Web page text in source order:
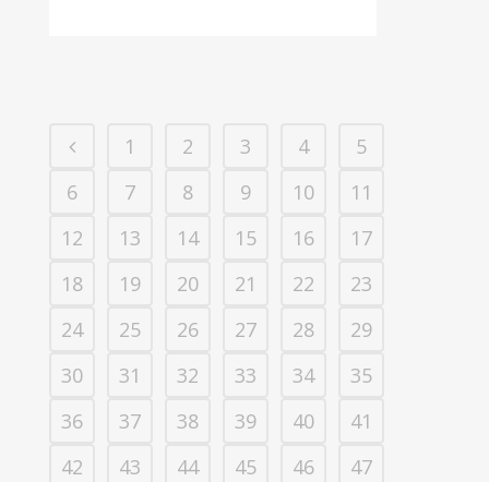
1 2 3 4
5
6
7 8 9 10
11
12
13 14 15 16
17
18
19 20 21 22
23
24
25 26 27 28
29
30
31 32 33 34
35
36
37 38 39 40
41
42
43 44 45 46
47